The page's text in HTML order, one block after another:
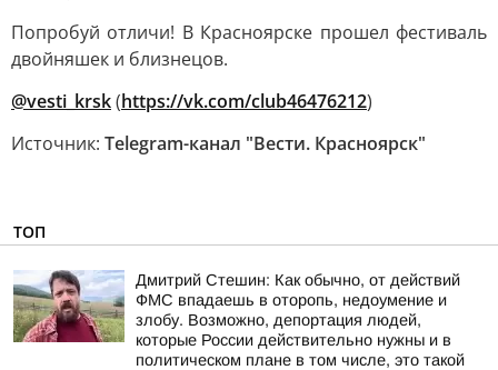
Попробуй отличи! В Красноярске прошел фестиваль
двойняшек и близнецов.
@vesti_krsk(https://vk.com/club46476212)
Источник: Telegram-канал "Вести. Красноярск"
ТОП
Дмитрий Стешин: Как обычно, от действий
ФМС впадаешь в оторопь, недоумение и
злобу. Возможно, депортация людей,
которые России действительно нужны и в
политическом плане в том числе, это такой